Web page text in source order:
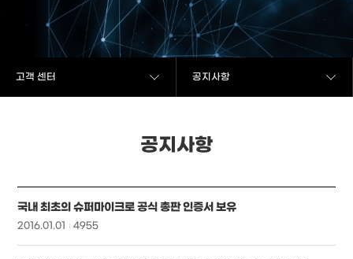
고객 센터 공지사항
공지사항
국내 최초의 슈퍼마이크로 공식 총판 인증서 보유
2016.01.01 4955